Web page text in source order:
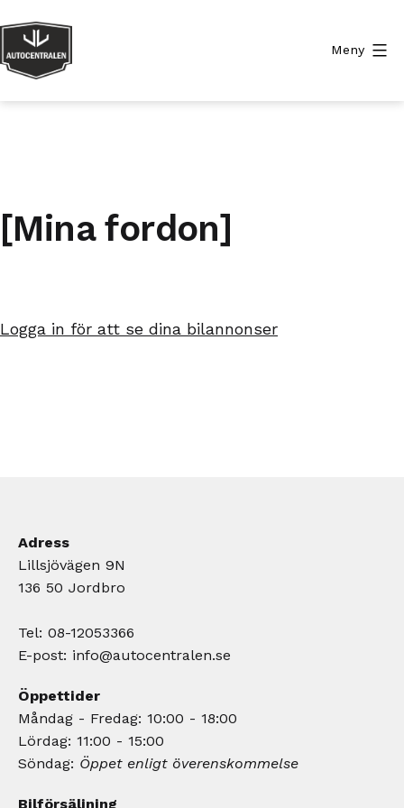
innehåll
Meny
[Mina fordon]
Logga in för att se dina bilannonser
Adress
Lillsjövägen 9N
136 50 Jordbro
Tel: 08-12053366
E-post: info@autocentralen.se
Öppettider
Måndag - Fredag: 10:00 - 18:00
Lördag: 11:00 - 15:00
Söndag: Öppet enligt överenskommelse
Bilförsäljning